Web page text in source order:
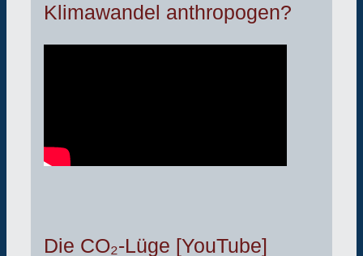
Klimawandel anthropogen?
Die CO₂-Lüge [YouTube]